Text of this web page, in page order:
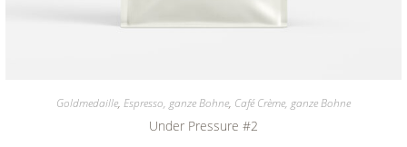
Goldmedaille, Espresso, ganze Bohne, Café Crème, ganze Bohne
Under Pressure #2